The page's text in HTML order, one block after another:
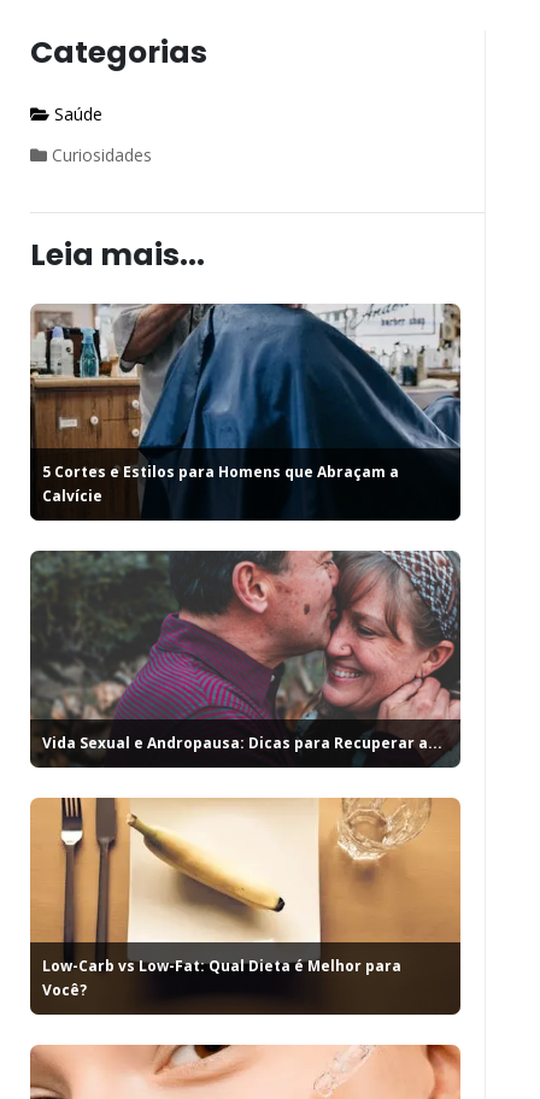
Categorias
Saúde
Curiosidades
Leia mais...
5 Cortes e Estilos para Homens que Abraçam a
Calvície
Vida Sexual e Andropausa: Dicas para Recuperar a...
Low-Carb vs Low-Fat: Qual Dieta é Melhor para
Você?